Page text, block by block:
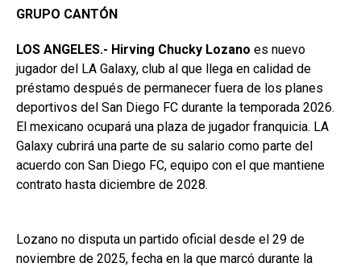
GRUPO CANTÓN
LOS ANGELES.- Hirving Chucky Lozano es nuevo
jugador del LA Galaxy, club al que llega en calidad de
préstamo después de permanecer fuera de los planes
deportivos del San Diego FC durante la temporada 2026.
El mexicano ocupará una plaza de jugador franquicia. LA
Galaxy cubrirá una parte de su salario como parte del
acuerdo con San Diego FC, equipo con el que mantiene
contrato hasta diciembre de 2028.
Lozano no disputa un partido oficial desde el 29 de
noviembre de 2025, fecha en la que marcó durante la